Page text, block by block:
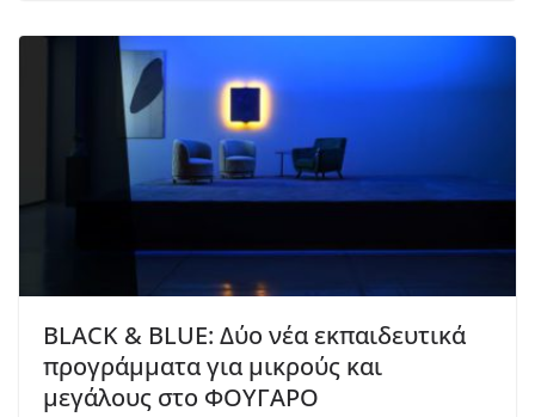
BLACK & BLUE: Δύο νέα εκπαιδευτικά
προγράμματα για μικρούς και
μεγάλους στο ΦΟΥΓΑΡΟ